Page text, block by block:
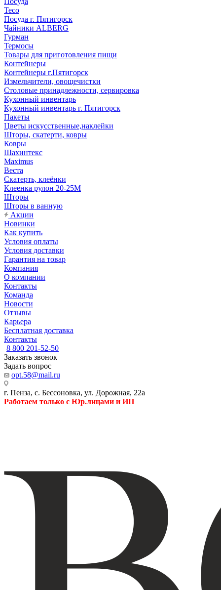
Teco
Посуда г. Пятигорск
Чайники ALBERG
Гурман
Термосы
Товары для приготовления пищи
Контейнеры
Контейнеры г.Пятигорск
Измельчители, овощечистки
Столовые принадлежности, сервировка
Кухонный инвентарь
Кухонный инвентарь г. Пятигорск
Пакеты
Цветы искусственные,наклейки
Шторы, скатерти, ковры
Ковры
Шахинтекс
Maximus
Веста
Скатерть, клеёнки
Клеенка рулон 20-25М
Шторы
Шторы в ванную
Акции
Новинки
Как купить
Условия оплаты
Условия доставки
Гарантия на товар
Компания
О компании
Контакты
Команда
Новости
Отзывы
Карьера
Бесплатная доставка
Контакты
8 800 201-52-50
Заказать звонок
Задать вопрос
opt.58@mail.ru
г. Пенза, с. Бессоновка, ул. Дорожная, 22а
Работаем только с Юр.лицами и ИП